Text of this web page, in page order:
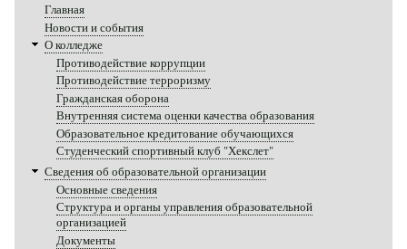
Главная
Новости и события
О колледже
Противодействие коррупции
Противодействие терроризму
Гражданская оборона
Внутренняя система оценки качества образования
Образовательное кредитование обучающихся
Студенческий спортивный клуб "Хекслет"
Сведения об образовательной организации
Основные сведения
Структура и органы управления образовательной
организацией
Документы